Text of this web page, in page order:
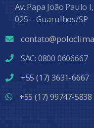
Av. Papa João Paulo
025 – Guarulhos/SP
SAC: 0800 0606667
+55 (17) 3631-6667
+55 (17) 99747-5838